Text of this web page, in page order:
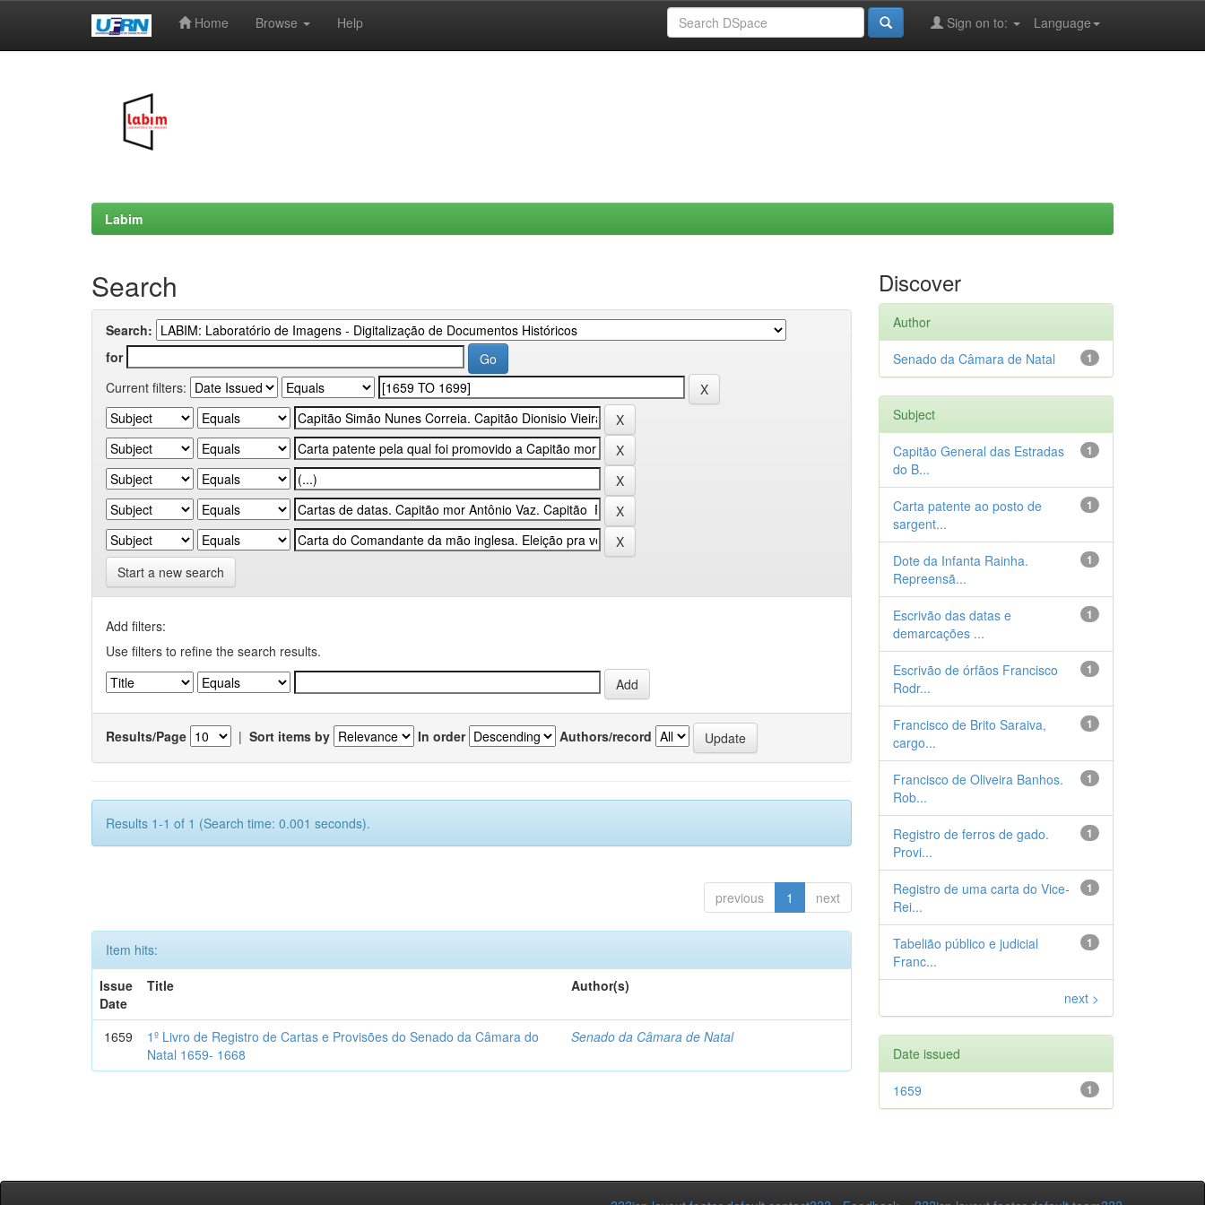
Home Browse Help Language
Sign on to:
Labim
Search
Search:
for
Current filters:
Start a new search
Add filters:
Use filters to refine the search results.
Results/Page | Sort items by In order Authors/record
Results 1-1 of 1 (Search time: 0.001 seconds).
previous 1 next
Item hits:
Issue
Date
Title Author(s)
1659
1º Livro de Registro de Cartas e Provisões do Senado da Câmara do
Natal 1659- 1668
Senado da Câmara de Natal
Discover
Author
1
Senado da Câmara de Natal
Subject
1
Capitão General das Estradas
do B...
1
Carta patente ao posto de
sargent...
1
Dote da Infanta Rainha.
Repreensã...
1
Escrivão das datas e
demarcações ...
1
Escrivão de órfãos Francisco
Rodr...
1
Francisco de Brito Saraiva,
cargo...
1
Francisco de Oliveira Banhos.
Rob...
1
Registro de ferros de gado.
Provi...
1
Registro de uma carta do Vice-
Rei...
1
Tabelião público e judicial
Franc...
next >
Date issued
1
1659